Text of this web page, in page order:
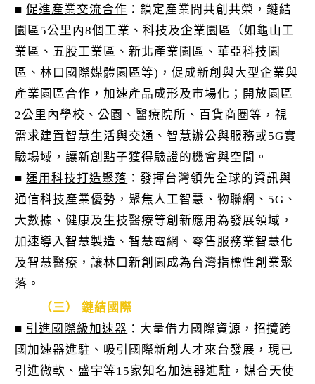
■促進產業交流合作 ：鎖定產業間共創共榮，鏈結
園區5公里內8個工業、科技及企業園區（如龜山工
業區、五股工業區、新北產業園區、華亞科技園
區、林口國際媒體園區等)，促成新創與大型企業與
產業園區合作，加速產品成形及市場化；開放園區
2公里內學校、公園、醫療院所、百貨商圈等，視
需求建置智慧生活與交通、智慧辦公與服務或5G實
驗場域，讓新創點子獲得驗證的機會與空間。
■運用科技打造聚落 ：發揮台灣領先全球的資訊與
通信科技產業優勢，聚焦人工智慧、物聯網、5G、
大數據、健康及生技醫療等創新應用為發展領域，
加速導入智慧製造、智慧電網、零售服務業智慧化
及智慧醫療，讓林口新創園成為台灣指標性創業聚
落。
（三） 鏈結國際
■ 引進國際級加速器 ：大量借力國際資源，招攬跨
國加速器進駐、吸引國際新創人才來台發展，現已
引進微軟、盛宇等15家知名加速器進駐，媒合天使